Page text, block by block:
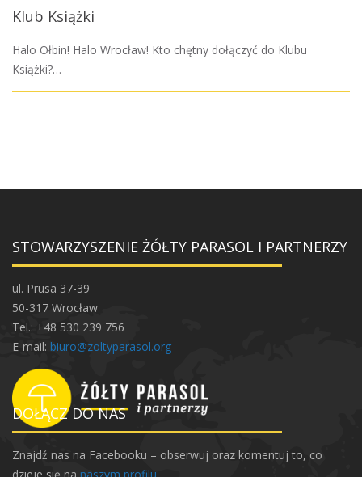
Klub Książki
Halo Ołbin! Halo Wrocław! Kto chętny dołączyć do Klubu
Książki?…
STOWARZYSZENIE ŻÓŁTY PARASOL I PARTNERZY
ul. Prusa 37-39
50-317 Wrocław
Tel.: +48 530 239 756
E-mail: biuro@zoltyparasol.org
DOŁĄCZ DO NAS
Znajdź nas na Facebooku – obserwuj oraz komentuj to, co